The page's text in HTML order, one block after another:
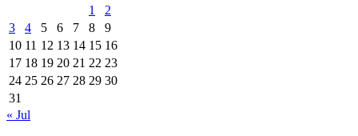
1
2
3
4 5 6 7 8
9
10 11 12 13 14 15 16
17 18 19 20 21 22 23
24 25 26 27 28 29 30
31
« Jul